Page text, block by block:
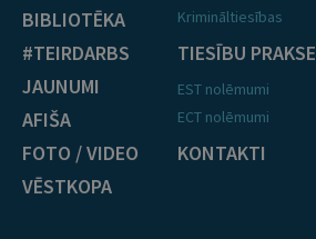
BIBLIOTĒKA
#TEIRDARBS
JAUNUMI
AFIŠA
FOTO / VIDEO
VĒSTKOPA
Krimināltiesības
TIESĪBU PRAKSE
EST nolēmumi
ECT nolēmumi
KONTAKTI